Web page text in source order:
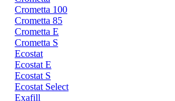
Crometta 100
Crometta 85
Crometta E
Crometta S
Ecostat
Ecostat E
Ecostat S
Ecostat Select
Exafill